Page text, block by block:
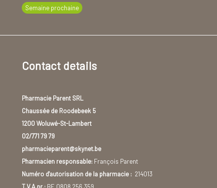
Semaine prochaine
Contact details
Pharmacie Parent SRL
Chaussée de Roodebeek 5
1200 Woluwé-St-Lambert
02/771 79 79
pharmacieparent@skynet.be
Pharmacien responsable:François Parent
Numéro d'autorisation de la pharmacie :214013